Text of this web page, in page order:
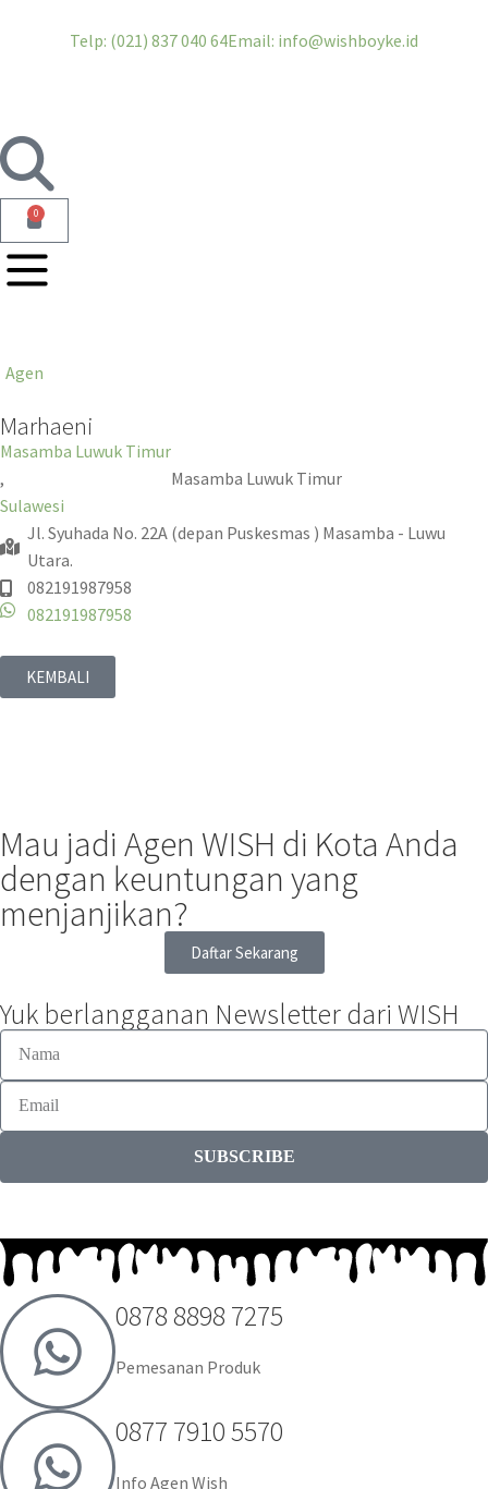
Telp: (021) 837 040 64Email: info@wishboyke.id
0
Agen
Marhaeni
Masamba Luwuk Timur
,
Sulawesi
Masamba Luwuk Timur
Jl. Syuhada No. 22A (depan Puskesmas ) Masamba - Luwu
Utara.
082191987958
082191987958
KEMBALI
Mau jadi Agen WISH di Kota Anda
dengan keuntungan yang
menjanjikan?
Daftar Sekarang
Yuk berlangganan Newsletter dari WISH
SUBSCRIBE
0878 8898 7275
Pemesanan Produk
0877 7910 5570
Info Agen Wish